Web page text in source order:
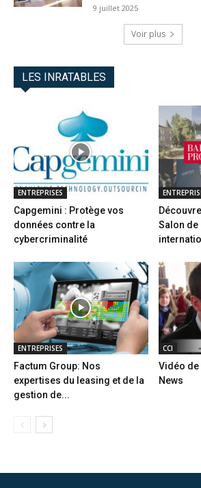
9 juillet 2025
Voir plus
LES INRATABLES
ENTREPRISES
Capgemini : Protège vos
données contre la
cybercriminalité
Salon de
ENTREPRISES
Factum Group: Nos
expertises du leasing et de la
gestion de...
CCI
Vidéo de
News